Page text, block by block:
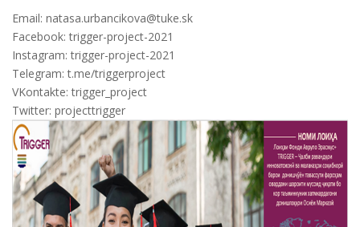
Email: natasa.urbancikova@tuke.sk
Facebook: trigger-project-2021
Instagram: trigger-project-2021
Telegram: t.me/triggerproject
VKontakte: trigger_project
Twitter: projecttrigger